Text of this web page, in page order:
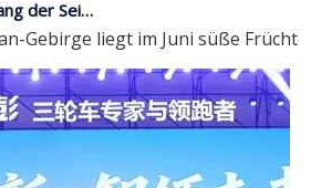
Gebirge liegt im Juni süße Früchte